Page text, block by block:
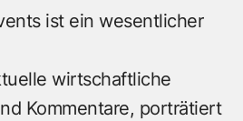
ist ein wesentlicher
wirtschaftliche
Kommentare, porträtiert